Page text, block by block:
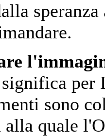
per
sono
quale